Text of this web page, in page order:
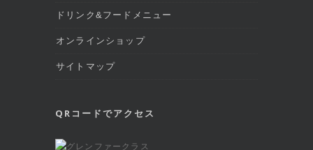
ドリンク&フードメニュー
オンラインショップ
サイトマップ
QRコードでアクセス